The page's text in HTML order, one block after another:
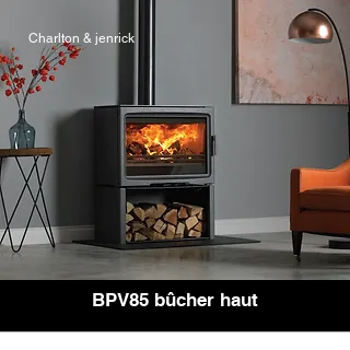
Charlton & jenrick
BPV85 bûcher haut